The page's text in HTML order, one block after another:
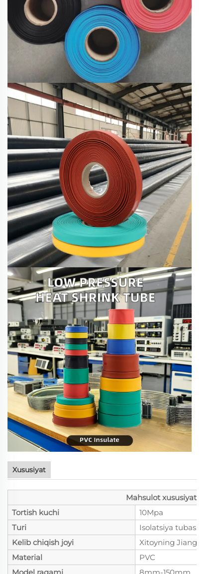
Xususiyat
Mahsulot xususiyatlari
Tortish kuchi
10Mpa
Turi
Isolatsiya tubasi
Kelib chiqish joyi
Xitoyning Jiangsu
Material
PVC